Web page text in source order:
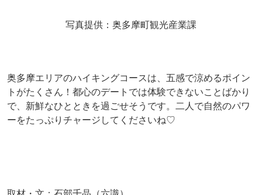
写真提供：奥多摩町観光産業課
奥多摩エリアのハイキングコースは、五感で涼めるポイン
トがたくさん！都心のデートでは体験できないことばかり
で、新鮮なひとときを過ごせそうです。二人で自然のパワ
ーをたっぷりチャージしてくださいね♡